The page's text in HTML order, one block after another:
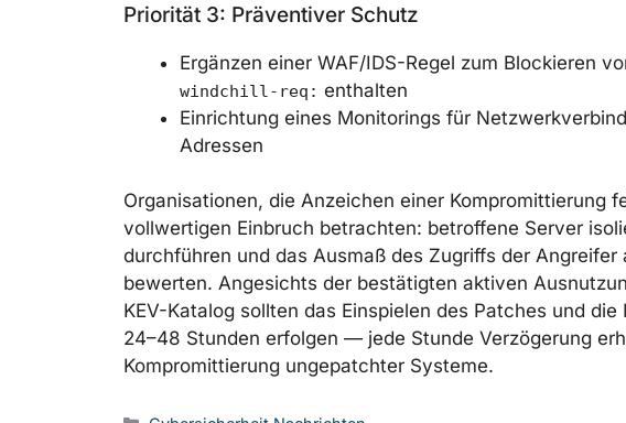
Priorität 3: Präventiver Schutz
Ergänzen einer WAF/IDS-Regel zum Blockieren
windchill-req: enthalten
Einrichtung eines Monitorings für
Adressen
Organisationen, die Anzeichen einer Kompromittierung
vollwertigen Einbruch betrachten: betroffene Server
durchführen und das Ausmaß des Zugriffs der
bewerten. Angesichts der bestätigten aktiven
KEV-Katalog sollten das Einspielen des Patches und
24–48 Stunden erfolgen — jede Stunde Verzögerung
Kompromittierung ungepatchter Systeme.